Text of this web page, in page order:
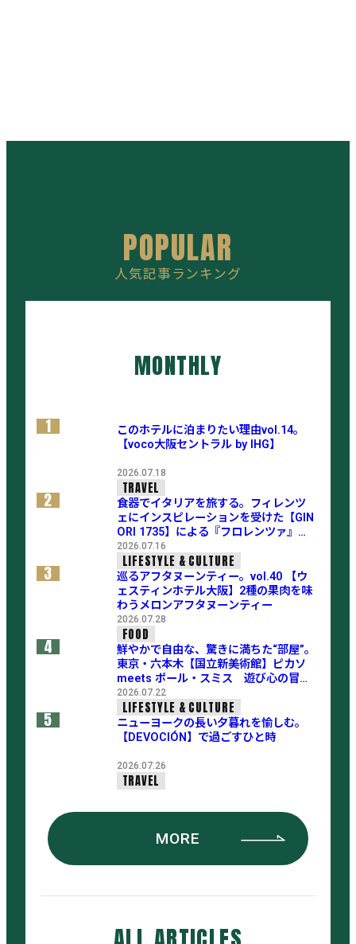
POPULAR
人気記事ランキング
MONTHLY
1
このホテルに泊まりたい理由vol.14。
【voco大阪セントラル by IHG】
2026.07.18
TRAVEL
2
食器でイタリアを旅する。フィレンツ
ェにインスピレーションを受けた【GIN
ORI 1735】による『フロレンツァ』コ
レクション
2026.07.16
LIFESTYLE & CULTURE
3
巡るアフタヌーンティー。vol.40 【ウ
ェスティンホテル大阪】2種の果肉を味
わうメロンアフタヌーンティー
2026.07.28
FOOD
4
鮮やかで自由な、驚きに満ちた“部屋”。
東京・六本木【国立新美術館】ピカソ
meets ポール・スミス 遊び心の冒険
へ
2026.07.22
LIFESTYLE & CULTURE
5
ニューヨークの長い夕暮れを愉しむ。
【DEVOCIÓN】で過ごすひと時
2026.07.26
TRAVEL
MORE